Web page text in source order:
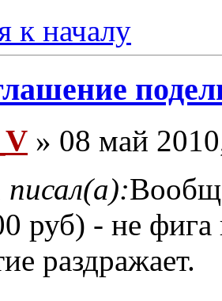
к началу
» 08 май
руб) - не
раздражает.